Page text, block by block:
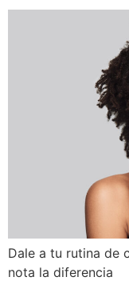
Dale a tu rutina de
nota la diferencia